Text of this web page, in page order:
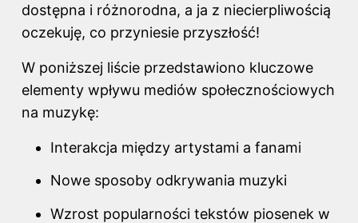
dostępna i różnorodna, a ja z niecierpliwością
oczekuję, co przyniesie przyszłość!
W poniższej liście przedstawiono kluczowe
elementy wpływu mediów społecznościowych
na muzykę:
Interakcja między artystami a fanami
Nowe sposoby odkrywania muzyki
Wzrost popularności tekstów piosenek w